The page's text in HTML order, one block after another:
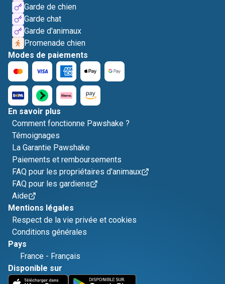
Garde de chien
Garde chat
Garde d'animaux
Promenade chien
Modes de paiements
En savoir plus
Comment fonctionne Pawshake ?
Témoignages
La Garantie Pawshake
Paiements et remboursements
FAQ pour les propriétaires d'animaux
FAQ pour les gardiens
Aide
Mentions légales
Respect de la vie privée et cookies
Conditions générales
Pays
France - Français
Disponible sur